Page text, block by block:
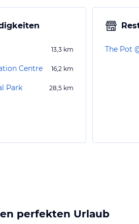
13,3 km
Centre 16,2 km
Park 28,5 km
The Pot
perfekten Urlaub